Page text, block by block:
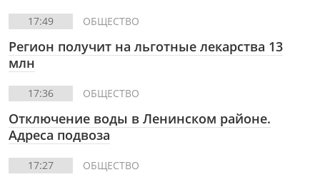
17:49 ОБЩЕСТВО
Регион получит на льготные лекарства 13
млн
17:36 ОБЩЕСТВО
Отключение воды в Ленинском районе.
Адреса подвоза
17:27 ОБЩЕСТВО